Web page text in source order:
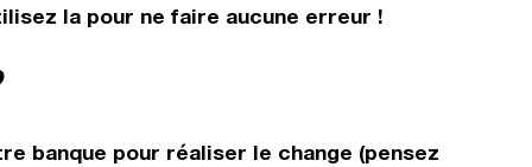
la pour ne faire aucune erreur !
banque pour réaliser le change (pensez